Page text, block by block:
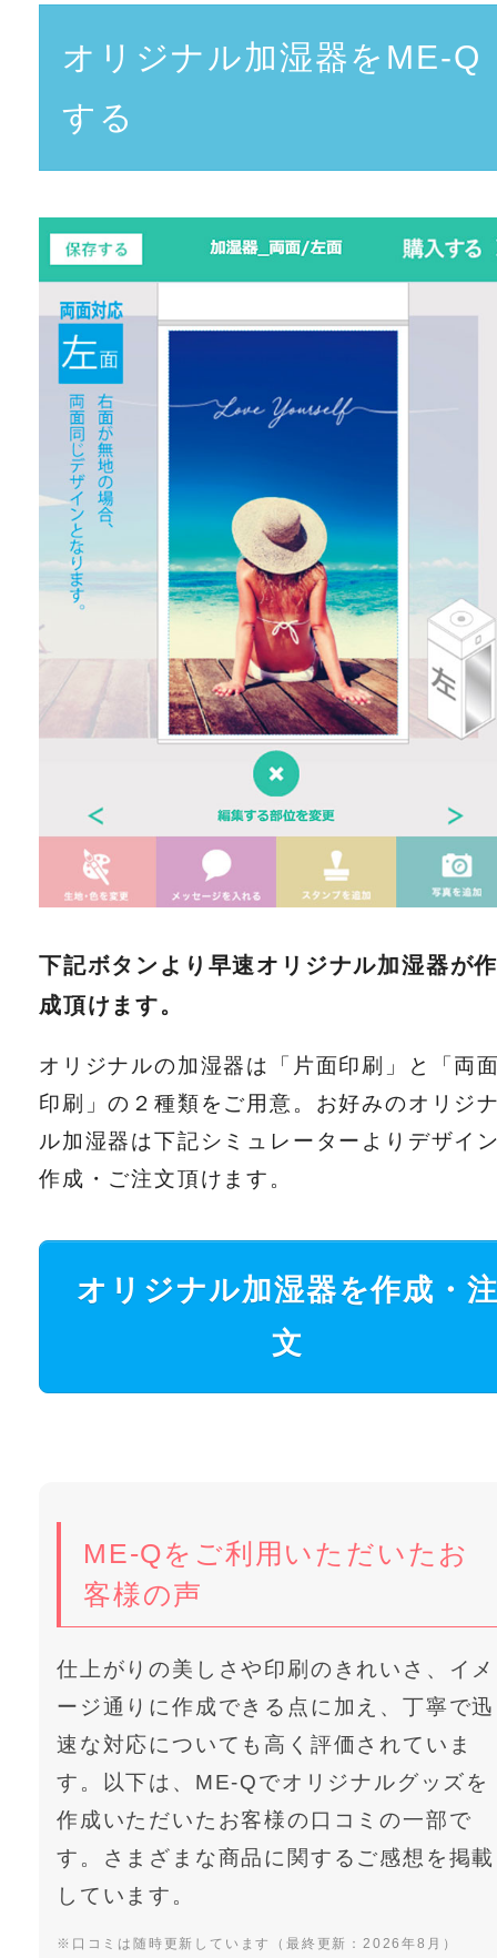
オリジナル加湿器をME-Q
する
下記ボタンより早速オリジナル加湿器が
成頂けます。
オリジナルの加湿器は「片面印刷」と「両
印刷」の２種類をご用意。お好みのオリジ
ル加湿器は下記シミュレーターよりデザイ
作成・ご注文頂けます。
オリジナル加湿器を作成・
文
ME-Qをご利用いただいたお
客様の声
仕上がりの美しさや印刷のきれいさ、イメ
ージ通りに作成できる点に加え、丁寧で迅
速な対応についても高く評価されていま
す。以下は、ME-Qでオリジナルグッズを
作成いただいたお客様の口コミの一部で
す。さまざまな商品に関するご感想を掲載
しています。
※口コミは随時更新しています（最終更新：2026年8月）